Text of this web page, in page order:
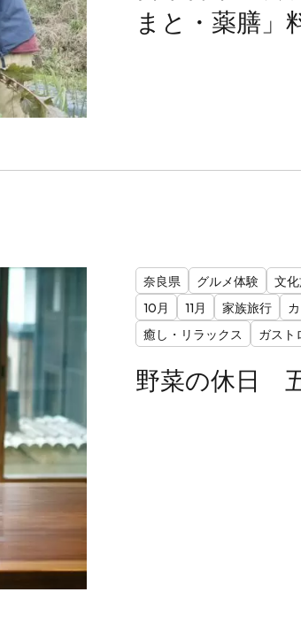
まと・薬膳」
奈良県 グルメ体験 文
10月
11月 家族旅行
癒し・リラックス
ガスト
野菜の休日